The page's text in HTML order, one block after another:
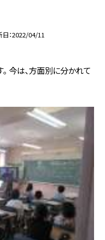
日 2022/04/11
今は、方面別に分かれて